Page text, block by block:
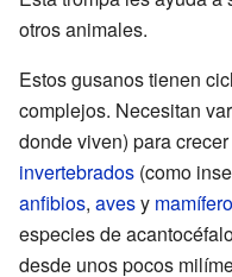
otros animales.
Estos gusanos tienen
complejos. Necesitan
donde viven) para
invertebrados (como
anfibios, avesy
especies de
desde unos pocos